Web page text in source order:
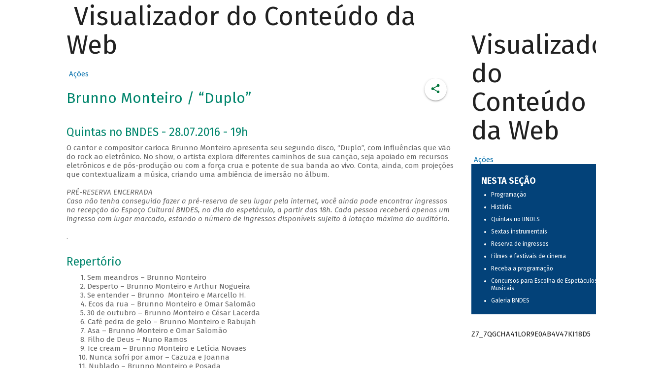
Visualizador do Conteúdo da
Web
Ações
Brunno Monteiro / “Duplo”
Quintas no BNDES - 28.07.2016 - 19h
O cantor e compositor carioca Brunno Monteiro apresenta seu segundo disco, “Duplo”, com influências que vão
do rock ao eletrônico. No show, o artista explora diferentes caminhos de sua canção, seja apoiado em recursos
eletrônicos e de pós-produção ou com a força crua e potente de sua banda ao vivo. Conta, ainda, com projeções
que contextualizam a música, criando uma ambiência de imersão no álbum.
PRÉ-RESERVA ENCERRADA
Caso não tenha conseguido fazer a pré-reserva de seu lugar pela internet, você ainda pode encontrar ingressos
na recepção do Espaço Cultural BNDES, no dia do espetáculo, a partir das 18h. Cada pessoa receberá apenas um
ingresso com lugar marcado, estando o número de ingressos disponíveis sujeito à lotação máxima do auditório.
.
Repertório
1. Sem meandros – Brunno Monteiro
2. Desperto – Brunno Monteiro e Arthur Nogueira
3. Se entender – Brunno Monteiro e Marcello H.
4. Ecos da rua – Brunno Monteiro e Omar Salomão
5. 30 de outubro – Brunno Monteiro e César Lacerda
6. Café pedra de gelo – Brunno Monteiro e Rabujah
7. Asa – Brunno Monteiro e Omar Salomão
8. Filho de Deus – Nuno Ramos
9. Ice cream – Brunno Monteiro e Letícia Novaes
10. Nunca sofri por amor – Cazuza e Joanna
Visualizador
do
Conteúdo
da Web
Ações
NESTA SEÇÃO
Programação
História
Quintas no BNDES
Sextas instrumentais
Reserva de ingressos
Filmes e festivais de cinema
Receba a programação
Concursos para Escolha de Espetáculos
Musicais
Galeria BNDES
Z7_7QGCHA41LOR9E0AB4V47KI18D5